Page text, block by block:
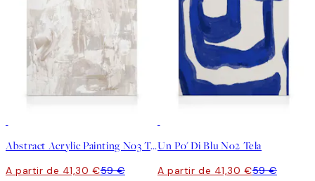
Abstract Acrylic Painting No3 Tela
A partir de 41,30 €59 €
Un Po' Di Blu No2 Tela
A partir de 41,30 €59 €